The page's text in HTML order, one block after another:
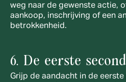
weg naar de gewenste actie,
aankoop, inschrijving of een
betrokkenheid.
6. De eerste
Grijp de aandacht in de